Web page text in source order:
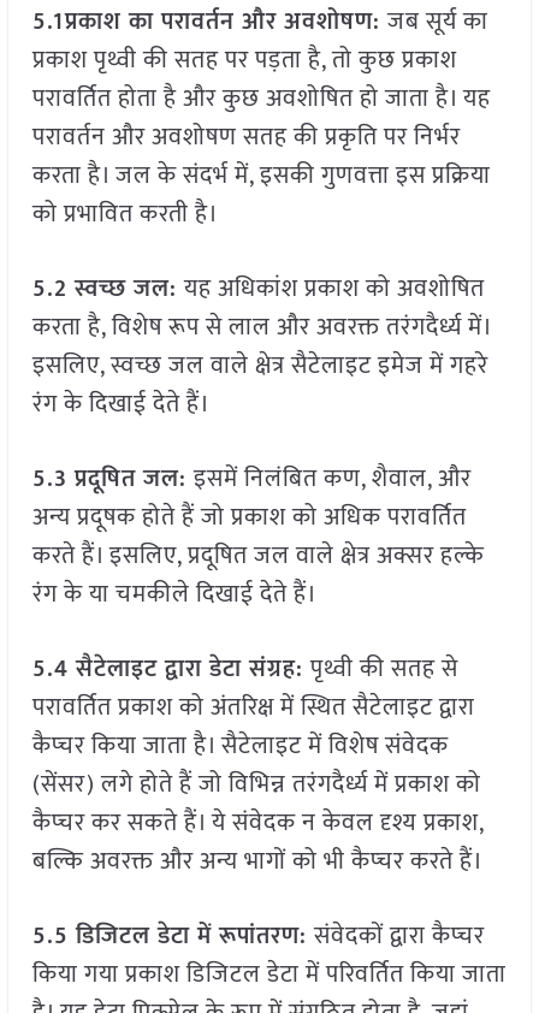
5.1प्रकाश का परावर्तन और अवशोषण:जब सूर्य का
प्रकाश पृथ्वी की सतह पर पड़ता है, तो कुछ प्रकाश
परावर्तित होता है और कुछ अवशोषित हो जाता है। यह
परावर्तन और अवशोषण सतह की प्रकृति पर निर्भर
करता है। जल के संदर्भ में, इसकी गुणवत्ता इस प्रक्रिया
को प्रभावित करती है।
5.2 स्वच्छ जल:यह अधिकांश प्रकाश को अवशोषित
करता है, विशेष रूप से लाल और अवरक्त तरंगदैर्ध्य में।
इसलिए, स्वच्छ जल वाले क्षेत्र सैटेलाइट इमेज में गहरे
रंग के दिखाई देते हैं।
5.3 प्रदूषित जल:इसमें निलंबित कण, शैवाल, और
अन्य प्रदूषक होते हैं जो प्रकाश को अधिक परावर्तित
करते हैं। इसलिए, प्रदूषित जल वाले क्षेत्र अक्सर हल्के
रंग के या चमकीले दिखाई देते हैं।
5.4 सैटेलाइट द्वारा डेटा संग्रह:पृथ्वी की सतह से
परावर्तित प्रकाश को अंतरिक्ष में स्थित सैटेलाइट द्वारा
कैप्चर किया जाता है। सैटेलाइट में विशेष संवेदक
(सेंसर) लगे होते हैं जो विभिन्न तरंगदैर्ध्य में प्रकाश को
कैप्चर कर सकते हैं। ये संवेदक न केवल दृश्य प्रकाश,
बल्कि अवरक्त और अन्य भागों को भी कैप्चर करते हैं।
5.5 डिजिटल डेटा में रूपांतरण:संवेदकों द्वारा कैप्चर
किया गया प्रकाश डिजिटल डेटा में परिवर्तित किया जाता